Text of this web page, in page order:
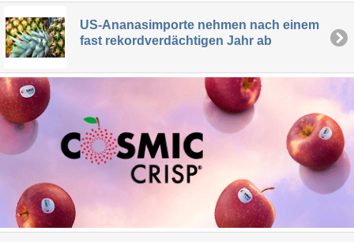
US-Ananasimporte nehmen nach einem
fast rekordverdächtigen Jahr ab